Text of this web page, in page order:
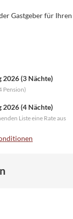
Gastgeber für
2026(3 Nächte)
Pension)
2026(4 Nächte)
Liste eine Rate aus